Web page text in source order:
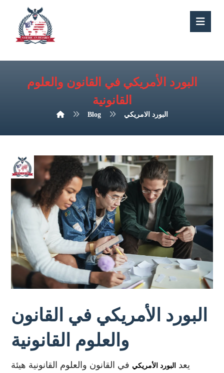
البورد الأمريكي في القانون والعلوم
القانونية
Blog البورد الامريكي
البورد الأمريكي في القانون
والعلوم القانونية
يعد البورد الأمريكي في القانون والعلوم القانونية هيئة